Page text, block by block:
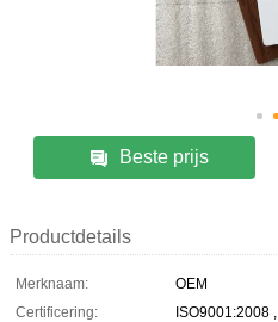
Beste prijs
Productdetails
Merknaam:
OEM
Certificering:
ISO9001:2008